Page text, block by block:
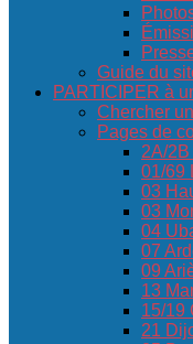
Guide du
PARTICIPER à
Chercher
Pages de
2A/
01/69
03
03
04
07
09
13
15/19
21